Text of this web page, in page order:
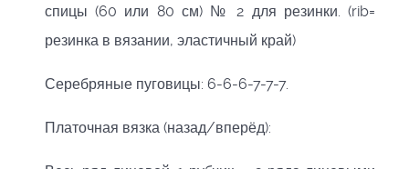
спицы (60 или 80 см) № 2 для резинки. (rib=
резинка в вязании, эластичный край)
Серебряные пуговицы: 6-6-6-7-7-7.
Платочная вязка (назад/вперёд):